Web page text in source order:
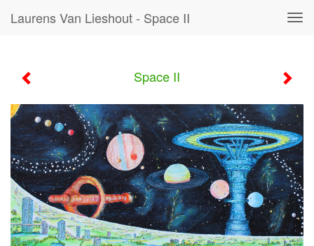
Laurens Van Lieshout - Space II
Space II